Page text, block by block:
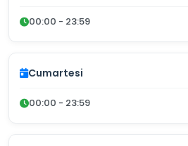
00:00 - 23:59
Cumartesi
00:00 - 23:59